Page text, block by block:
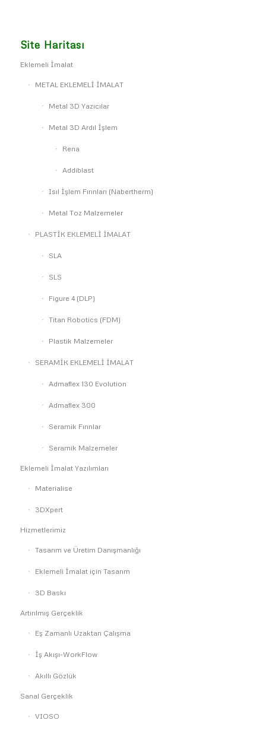
Site Haritası
Eklemeli İmalat
METAL EKLEMELİ İMALAT
Metal 3D Yazıcılar
Metal 3D Ardıl İşlem
Rena
Addiblast
Isıl İşlem Fırınları (Nabertherm)
Metal Toz Malzemeler
PLASTİK EKLEMELİ İMALAT
SLA
SLS
Figure 4 (DLP)
Titan Robotics (FDM)
Plastik Malzemeler
SERAMİK EKLEMELİ İMALAT
Admaflex 130 Evolution
Admaflex 300
Seramik Fırınlar
Seramik Malzemeler
Eklemeli İmalat Yazılımları
Materialise
3DXpert
Hizmetlerimiz
Tasarım ve Üretim Danışmanlığı
Eklemeli İmalat için Tasarım
3D Baskı
Artırılmış Gerçeklik
Eş Zamanlı Uzaktan Çalışma
İş Akışı-WorkFlow
Akıllı Gözlük
Sanal Gerçeklik
VIOSO